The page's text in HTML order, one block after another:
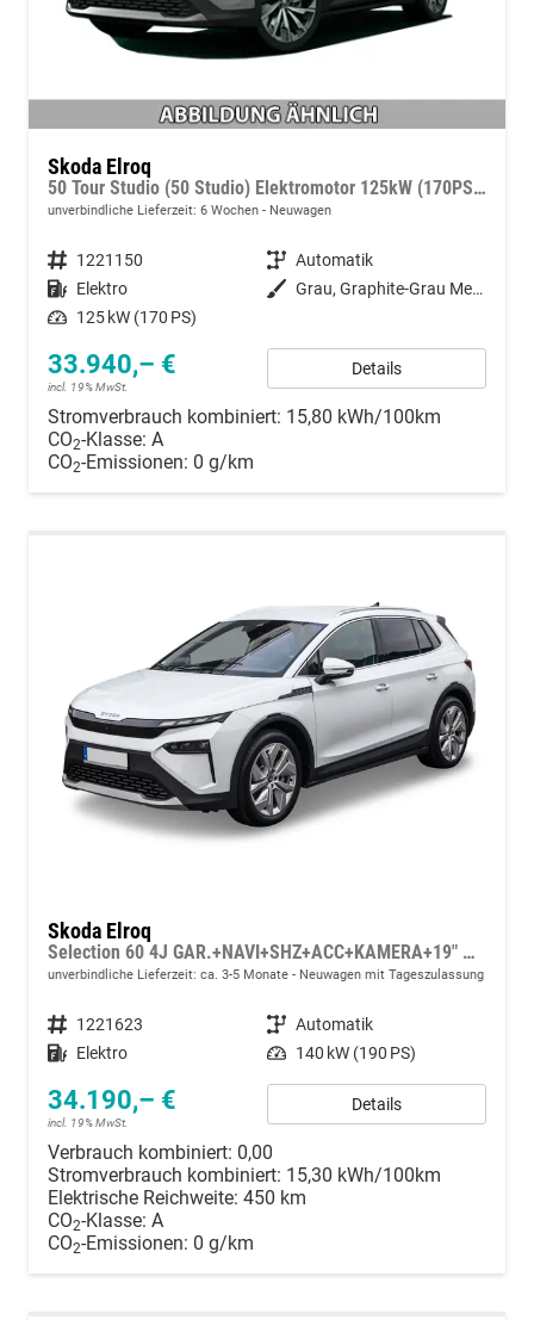
Skoda Elroq
50 Tour Studio (50 Studio) Elektromotor 125kW (170PS) (cont. 70 kW)
unverbindliche Lieferzeit: 6 Wochen Neuwagen
Fahrzeugnummer 1221150 Getriebe Automatik
Kraftstoff Elektro Außenfarbe
Grau, Graphite-Grau Metallic (5X)
Leistung 125 kW (170 PS)
33.940,– €
incl. 19% MwSt.
Details
Stromverbrauch kombiniert: 15,80 kWh/100km
CO2-Klasse: A
CO2-Emissionen: 0 g/km
Skoda Elroq
Selection 60 4J GAR.+NAVI+SHZ+ACC+KAMERA+19" ALU+SMARTLINK+KLIMA+LED
unverbindliche Lieferzeit: ca. 3-5 Monate Neuwagen mit Tageszulassung
Fahrzeugnummer 1221623 Getriebe Automatik
Kraftstoff Elektro Leistung 140 kW (190 PS)
34.190,– €
incl. 19% MwSt.
Details
Verbrauch kombiniert: 0,00
Stromverbrauch kombiniert: 15,30 kWh/100km
Elektrische Reichweite: 450 km
CO2-Klasse: A
CO2-Emissionen: 0 g/km